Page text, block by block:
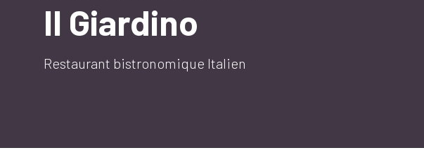
Il Giardino
Restaurant bistronomique Italien